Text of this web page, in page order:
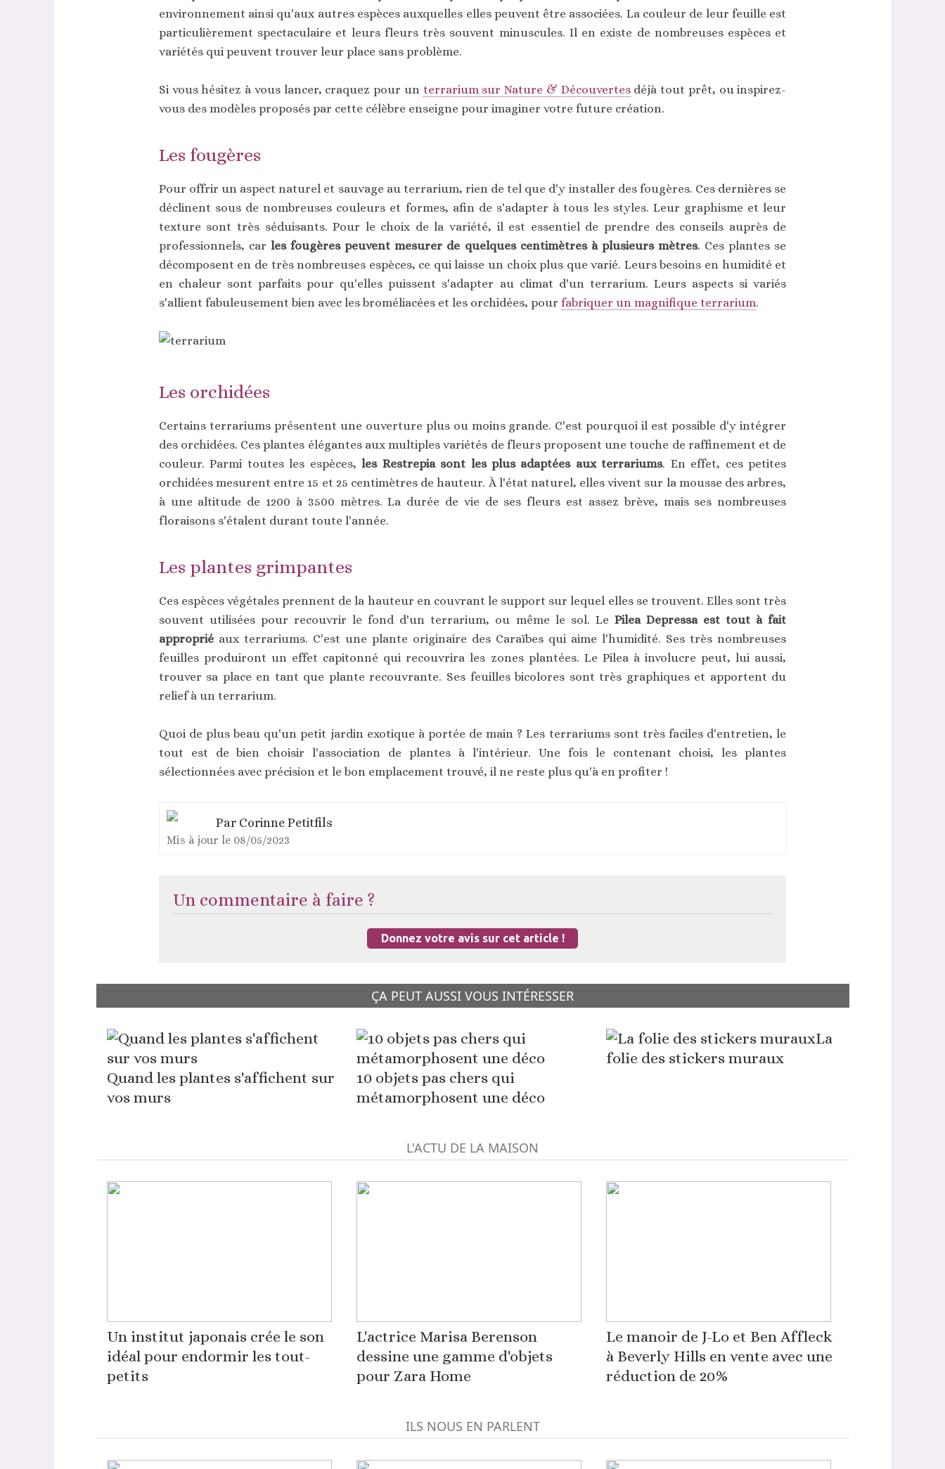
environnement ainsi qu'aux autres espèces auxquelles elles peuvent être associées. La couleur de leur feuille est
particulièrement spectaculaire et leurs fleurs très souvent minuscules. Il en existe de nombreuses espèces et
variétés qui peuvent trouver leur place sans problème.
Si vous hésitez à vous lancer, craquez pour un terrarium sur Nature & Découvertesdéjà tout prêt, ou inspirez-
vous des modèles proposés par cette célèbre enseigne pour imaginer votre future création.
Les fougères
Pour offrir un aspect naturel et sauvage au terrarium, rien de tel que d'y installer des fougères. Ces dernières se
déclinent sous de nombreuses couleurs et formes, afin de s'adapter à tous les styles. Leur graphisme et leur
texture sont très séduisants. Pour le choix de la variété, il est essentiel de prendre des conseils auprès de
professionnels, car les fougères peuvent mesurer de quelques centimètres à plusieurs mètres. Ces plantes se
décomposent en de très nombreuses espèces, ce qui laisse un choix plus que varié. Leurs besoins en humidité et
en chaleur sont parfaits pour qu'elles puissent s'adapter au climat d'un terrarium. Leurs aspects si variés
s'allient fabuleusement bien avec les broméliacées et les orchidées, pour fabriquer un magnifique terrarium.
Les orchidées
Certains terrariums présentent une ouverture plus ou moins grande. C'est pourquoi il est possible d'y intégrer
des orchidées. Ces plantes élégantes aux multiples variétés de fleurs proposent une touche de raffinement et de
couleur. Parmi toutes les espèces,les Restrepia sont les plus adaptées aux terrariums. En effet, ces petites
orchidées mesurent entre 15 et 25 centimètres de hauteur. À l'état naturel, elles vivent sur la mousse des arbres,
à une altitude de 1200 à 3500 mètres. La durée de vie de ses fleurs est assez brève, mais ses nombreuses
floraisons s'étalent durant toute l'année.
Les plantes grimpantes
Ces espèces végétales prennent de la hauteur en couvrant le support sur lequel elles se trouvent. Elles sont très
souvent utilisées pour recouvrir le fond d'un terrarium, ou même le sol. Le Pilea Depressa est tout à fait
appropriéaux terrariums. C'est une plante originaire des Caraïbes qui aime l'humidité. Ses très nombreuses
feuilles produiront un effet capitonné qui recouvrira les zones plantées. Le Pilea à involucre peut, lui aussi,
trouver sa place en tant que plante recouvrante. Ses feuilles bicolores sont très graphiques et apportent du
relief à un terrarium.
Quoi de plus beau qu'un petit jardin exotique à portée de main ? Les terrariums sont très faciles d'entretien, le
tout est de bien choisir l'association de plantes à l'intérieur. Une fois le contenant choisi, les plantes
sélectionnées avec précision et le bon emplacement trouvé, il ne reste plus qu'à en profiter !
Par Corinne Petitfils
Mis à jour le 08/05/2023
Un commentaire à faire ?
Donnez votre avis sur cet article !
ÇA PEUT AUSSI VOUS INTÉRESSER
Quand les plantes s'affichent sur
vos murs
10 objets pas chers qui
métamorphosent une déco
La
folie des stickers muraux
L'ACTU DE LA MAISON
Un institut japonais crée le son
idéal pour endormir les tout-
petits
L'actrice Marisa Berenson
dessine une gamme d'objets
pour Zara Home
Le manoir de J-Lo et Ben Affleck
à Beverly Hills en vente avec une
réduction de 20%
ILS NOUS EN PARLENT